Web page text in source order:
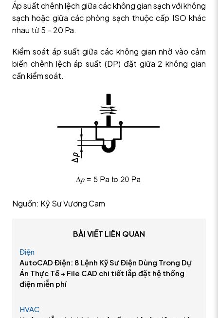
Áp suất chênh lệch giữa các không gian sạch với không
sạch hoặc giữa các phòng sạch thuộc cấp ISO khác
nhau từ 5 – 20 Pa.
Kiểm soát áp suất giữa các không gian nhờ vào cảm
biến chênh lệch áp suất (DP) đặt giữa 2 không gian
cần kiểm soát.
Nguồn: Kỹ Sư Vương Cam
BÀI VIẾT LIÊN QUAN
Điện
AutoCAD Điện: 8 Lệnh Kỹ Sư Điện Dùng Trong Dự
Án Thực Tế + File CAD chi tiết lắp đặt hệ thống
điện miễn phí
HVAC